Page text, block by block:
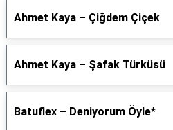
Ahmet Kaya – Çiğdem Çiçek
Ahmet Kaya – Şafak Türküsü
Batuflex – Deniyorum Öyle*